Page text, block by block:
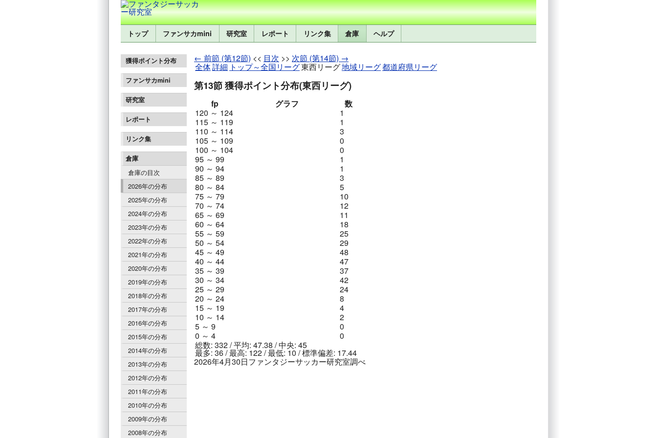
トップ ファンサカmini 研究室 レポート リンク集 倉庫 ヘルプ
獲得ポイント分布
ファンサカmini
研究室
レポート
リンク集
倉庫
倉庫の目次
2026年の分布
2025年の分布
2024年の分布
2023年の分布
2022年の分布
2021年の分布
2020年の分布
2019年の分布
2018年の分布
2017年の分布
2016年の分布
2015年の分布
2014年の分布
2013年の分布
2012年の分布
2011年の分布
2010年の分布
2009年の分布
2008年の分布
← 前節 (第12節) << 目次 >> 次節 (第14節) →
全体詳細 トップ～全国リーグ東西リーグ地域リーグ都道府県リーグ
第13節 獲得ポイント分布(東西リーグ)
fp グラフ
数
120 ～ 124
1
115 ～ 119
1
110 ～ 114
3
105 ～ 109
0
100 ～ 104
0
95 ～ 99
1
90 ～ 94
1
85 ～ 89
3
80 ～ 84
5
75 ～ 79
10
70 ～ 74
12
65 ～ 69
11
60 ～ 64
18
55 ～ 59
25
50 ～ 54
29
45 ～ 49
48
40 ～ 44
47
35 ～ 39
37
30 ～ 34
42
25 ～ 29
24
20 ～ 24
8
15 ～ 19
4
10 ～ 14
2
5 ～ 9
0
0 ～ 4
0
総数: 332 / 平均: 47.38 / 中央: 45
最多: 36 / 最高: 122 / 最低: 10 / 標準偏差: 17.44
2026年4月30日ファンタジーサッカー研究室調べ